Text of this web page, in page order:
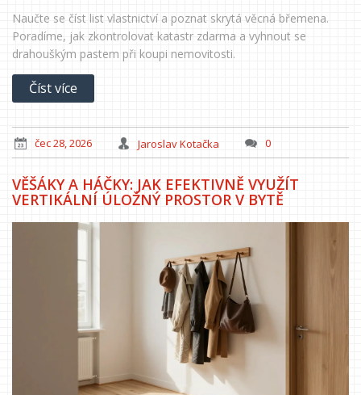
Naučte se číst list vlastnictví a poznat skrytá věcná břemena.
Poradíme, jak zkontrolovat katastr zdarma a vyhnout se
drahouškým pastem při koupi nemovitosti.
Číst více
čec 28, 2026 Jaroslav Kotačka 0
VĚŠÁKY A HÁČKY: JAK EFEKTIVNĚ VYUŽÍT
VERTIKÁLNÍ ÚLOŽNÝ PROSTOR V BYTĚ